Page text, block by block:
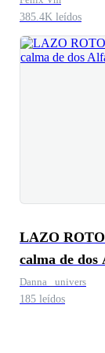
385.4K leídos
LAZO
calma de dos
Danna _univers
185 leídos